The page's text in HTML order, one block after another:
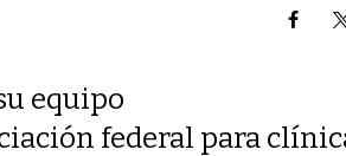
equipo
federal para